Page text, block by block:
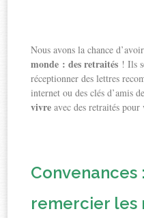
Nous avons la chance
monde : des retraités ! Ils
réceptionner des lettres
internet ou des clés d’amis
vivre avec des retraités
Convenances
remercier les